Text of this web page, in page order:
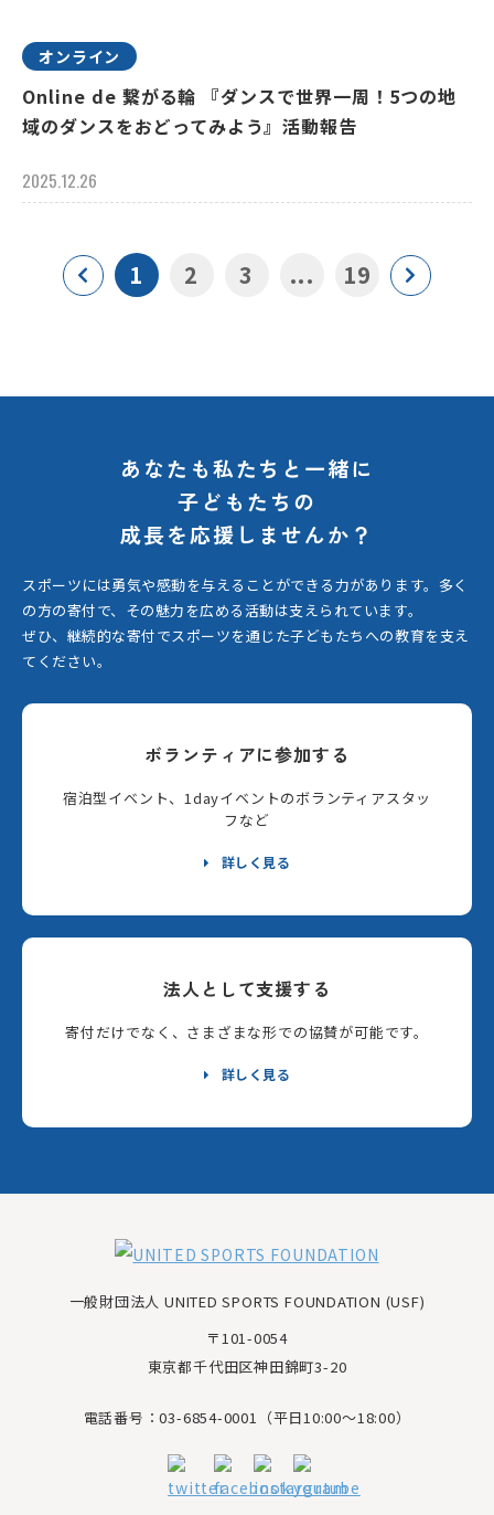
オンライン
Online de 繋がる輪 『ダンスで世界一周！5つの地
域のダンスをおどってみよう』活動報告
2025.12.26
1 2 3 ... 19
あなたも私たちと一緒に
子どもたちの
成長を応援しませんか？
スポーツには勇気や感動を与えることができる力があります。 多く
の方の寄付で、その魅力を広める活動は支えられています。
ぜひ、継続的な寄付でスポーツを通じた子どもたちへの教育を支え
てください。
ボランティアに参加する
宿泊型イベント、1dayイベントのボランティアスタッ
フなど
詳しく見る
法人として支援する
寄付だけでなく、さまざまな形での協賛が可能です。
詳しく見る
一般財団法人 UNITED SPORTS FOUNDATION (USF)
〒101-0054
東京都千代田区神田錦町3-20
電話番号：03-6854-0001（平日10:00～18:00）